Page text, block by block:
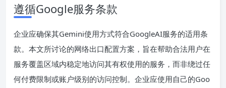
遵循Google服务条款
企业应确保其Gemini使用方式符合GoogleAI服务的适用条
款。本文所讨论的网络出口配置方案，旨在帮助合法用户在
服务覆盖区域内稳定地访问其有权使用的服务，而非绕过任
何付费限制或账户级别的访问控制。企业应使用自己的Goo